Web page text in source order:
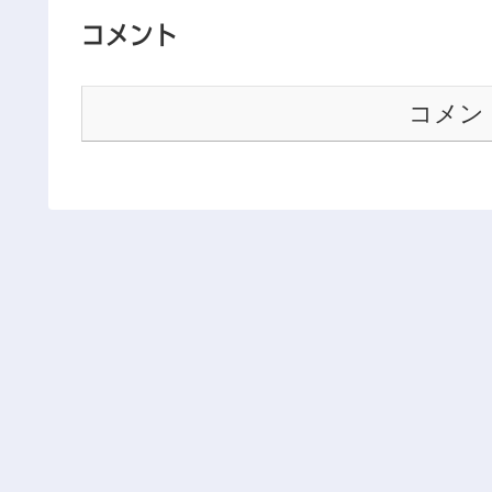
コメント
コメン